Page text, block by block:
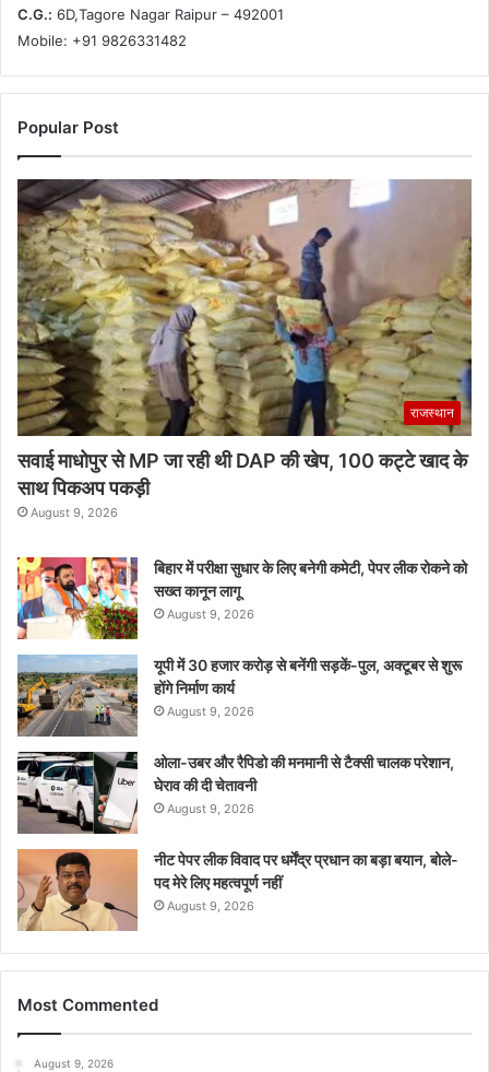
C.G.: 6D,Tagore Nagar Raipur – 492001
Mobile: +91 9826331482
Popular Post
राजस्थान
सवाई माधोपुर से MP जा रही थी DAP की खेप, 100 कट्टे खाद के
साथ पिकअप पकड़ी
August 9, 2026
बिहार में परीक्षा सुधार के लिए बनेगी कमेटी, पेपर लीक रोकने को
सख्त कानून लागू
August 9, 2026
यूपी में 30 हजार करोड़ से बनेंगी सड़कें-पुल, अक्टूबर से शुरू
होंगे निर्माण कार्य
August 9, 2026
ओला-उबर और रैपिडो की मनमानी से टैक्सी चालक परेशान,
घेराव की दी चेतावनी
August 9, 2026
नीट पेपर लीक विवाद पर धर्मेंद्र प्रधान का बड़ा बयान, बोले-
पद मेरे लिए महत्वपूर्ण नहीं
August 9, 2026
Most Commented
August 9, 2026